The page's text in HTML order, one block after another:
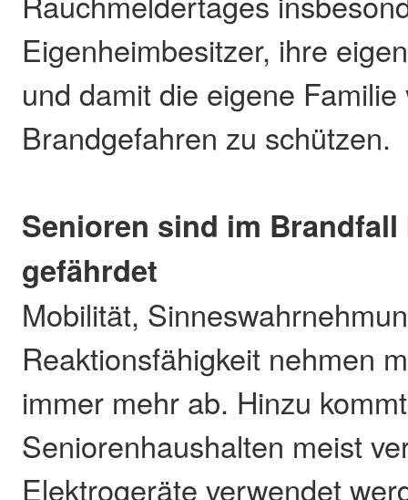
Eigenheimbesitzer, ihre
und damit die eigene Familie
Brandgefahren zu schützen.
Senioren sind im
gefährdet
Mobilität,
Reaktionsfähigkeit nehmen
immer mehr ab. Hinzu
Seniorenhaushalten meist
Elektrogeräte verwendet